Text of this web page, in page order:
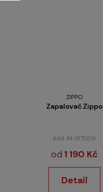
ZIPPO
Zapalovač Zippo
Kód: M-517009
od 1 190 Kč
Detail